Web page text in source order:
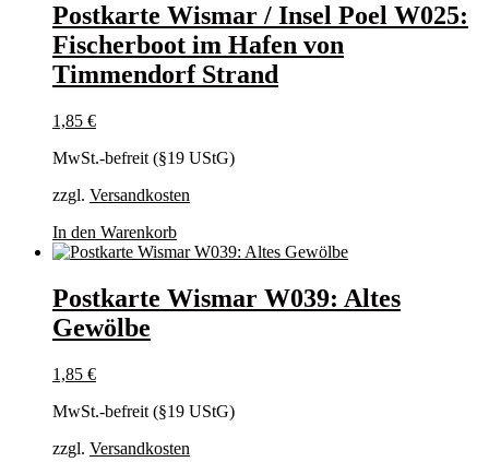
Postkarte Wismar / Insel Poel W025:
Fischerboot im Hafen von
Timmendorf Strand
1,85 €
MwSt.-befreit (§19 UStG)
zzgl. Versandkosten
In den Warenkorb
Postkarte Wismar W039: Altes
Gewölbe
1,85 €
MwSt.-befreit (§19 UStG)
zzgl. Versandkosten